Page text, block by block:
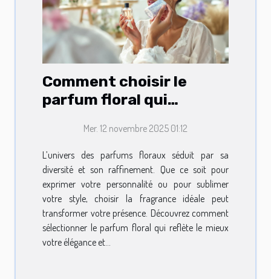
Comment choisir le
parfum floral qui
Mer. 12 novembre 2025 01:12
L’univers des parfums floraux séduit par sa
diversité et son raffinement. Que ce soit pour
exprimer votre personnalité ou pour sublimer
votre style, choisir la fragrance idéale peut
transformer votre présence. Découvrez comment
sélectionner le parfum floral qui reflète le mieux
votre élégance et...